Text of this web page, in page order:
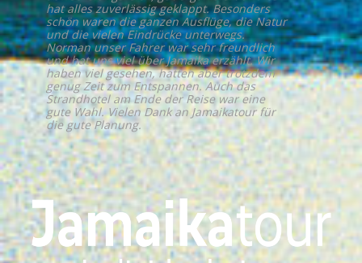
hat alles zuverlässig geklappt. Besonders
schön waren die ganzen Ausflüge, die Natur
und die vielen Eindrücke unterwegs.
Norman unser Fahrer war sehr freundlich
und hat uns viel über Jamaika erzählt. Wir
haben viel gesehen, hatten aber trotzdem
genug Zeit zum Entspannen. Auch das
Strandhotel am Ende der Reise war eine
gute Wahl. Vielen Dank an Jamaikatour für
die gute Planung.